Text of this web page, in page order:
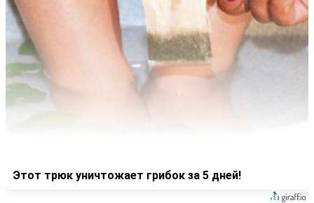
Этот трюк уничтожает грибок за 5 дней!